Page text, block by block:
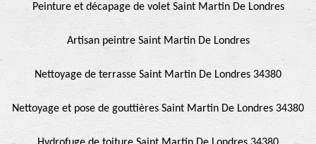
Peinture et décapage de volet Saint Martin De Londres
Artisan peintre Saint Martin De Londres
Nettoyage de terrasse Saint Martin De Londres 34380
Nettoyage et pose de gouttières Saint Martin De Londres 34380